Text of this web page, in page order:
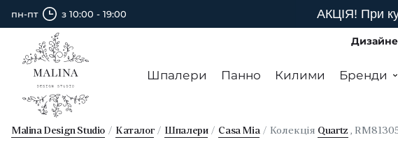
пн-пт з 10:00 - 19:00 АКЦІЯ! При
Шпалери Панно Килими Бренди
Malina Design Studio Каталог Шпалери Casa Mia Колекція Quartz ,